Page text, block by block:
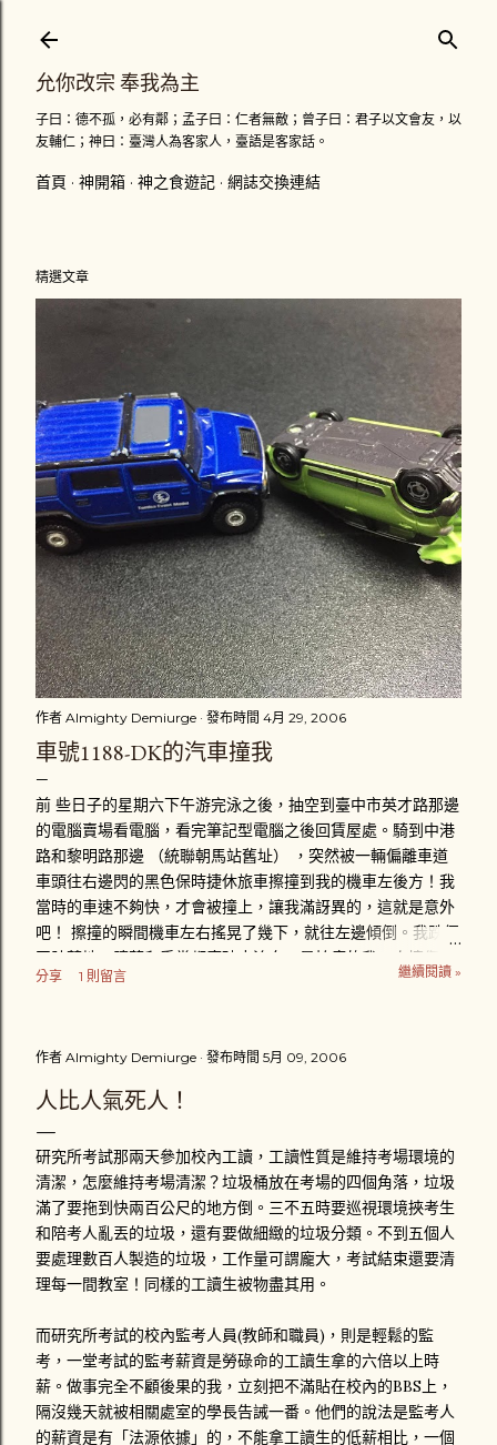
允你改宗 奉我為主
子曰：德不孤，必有鄰；孟子曰：仁者無敵；曾子曰：君子以文會友，以
友輔仁；神曰：臺灣人為客家人，臺語是客家話。
首頁 神開箱 神之食遊記 網誌交換連結
精選文章
作者 Almighty Demiurge 發布時間 4月 29, 2006
車號1188-DK的汽車撞我
前 些日子的星期六下午游完泳之後，抽空到臺中市英才路那邊
的電腦賣場看電腦，看完筆記型電腦之後回賃屋處。騎到中港
路和黎明路那邊 （統聯朝馬站舊址） ，突然被一輛偏離車道
車頭往右邊閃的黑色保時捷休旅車擦撞到我的機車左後方！我
當時的車速不夠快，才會被撞上，讓我滿訝異的，這就是意外
吧！ 擦撞的瞬間機車左右搖晃了幾下，就往左邊傾倒。我跌個
四肢著地，膝蓋和手掌都磨破皮流血，最怕痛的我一次擦傷好
幾個部位，真是給我「賺到」了。趴在地上後，忍著疼痛立刻
來，避免演變成肇事逃逸。那位男駕駛「很好心」的把我的機
車牽離原位。一輛計程車也停在一旁，一場三角關係就此展
開。 車牌1188-DK的駕駛推托是為了閃避計程車才會擦撞到
我，而計程車司機則說根本不關他的事，接著就說不然就叫警
察來處理。黑色保時捷休旅車駕駛卻說不用叫警察，他會負責
賠償我的損失，很主動地留下英文姓YUAN和行動電話號碼，
以及掏出一張千元鈔票，「體貼」地叫我去看醫生，並說星期
一在打電話和他聯絡。而我則是心裡在猶豫到底要不要報警處
理，因為覺得這場意外對我來說不是很嚴重 （不嚴重？ 一雙
新臺幣三千多元的耐吉慢跑鞋破損一隻、機車車頭左邊車殼受
位駕駛應該也立刻解散吧。 心裡一直認為沒報案怪怪的我，到
了當天晚上就拉同學陪我去西屯派出所補報案。入口處值班員
警打了通電話給交通隊的同僚，交通隊的警察 （ 接電話的那
位 ） 口氣不好地說不要把他們當成討債集團！而我還是說要
分享 1 則留言 繼續閱讀 »
作者 Almighty Demiurge 發布時間 5月 09, 2006
人比人氣死人！
研究所考試那兩天參加校內工讀，工讀性質是維持考場環境的
清潔，怎麼維持考場清潔？垃圾桶放在考場的四個角落，垃圾
滿了要拖到快兩百公尺的地方倒。三不五時要巡視環境挾考生
和陪考人亂丟的垃圾，還有要做細緻的垃圾分類。不到五個人
要處理數百人製造的垃圾，工作量可謂龐大，考試結束還要清
理每一間教室！同樣的工讀生被物盡其用。
而研究所考試的校內監考人員(教師和職員)，則是輕鬆的監
考，一堂考試的監考薪資是勞碌命的工讀生拿的六倍以上時
薪。做事完全不顧後果的我，立刻把不滿貼在校內的BBS上，
隔沒幾天就被相關處室的學長告誡一番。他們的說法是監考人
的薪資是有「法源依據」的，不能拿工讀生的低薪相比，一個